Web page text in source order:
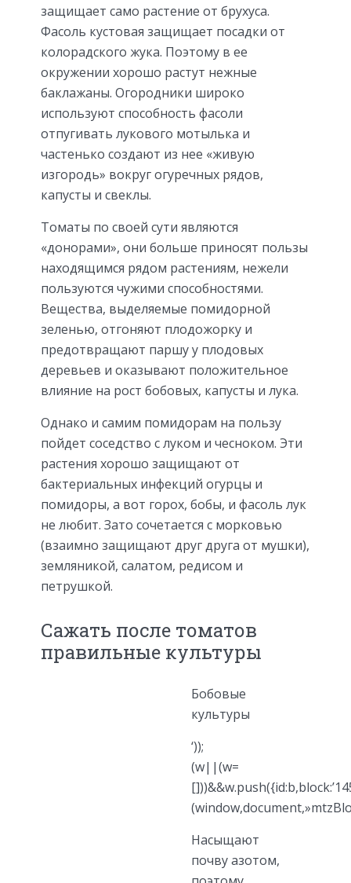
защищает само растение от брухуса.
Фасоль кустовая защищает посадки от
колорадского жука. Поэтому в ее
окружении хорошо растут нежные
баклажаны. Огородники широко
используют способность фасоли
отпугивать лукового мотылька и
частенько создают из нее «живую
изгородь» вокруг огуречных рядов,
капусты и свеклы.
Томаты по своей сути являются
«донорами», они больше приносят пользы
находящимся рядом растениям, нежели
пользуются чужими способностями.
Вещества, выделяемые помидорной
зеленью, отгоняют плодожорку и
предотвращают паршу у плодовых
деревьев и оказывают положительное
влияние на рост бобовых, капусты и лука.
Однако и самим помидорам на пользу
пойдет соседство с луком и чесноком. Эти
растения хорошо защищают от
бактериальных инфекций огурцы и
помидоры, а вот горох, бобы, и фасоль лук
не любит. Зато сочетается с морковью
(взаимно защищают друг друга от мушки),
земляникой, салатом, редисом и
петрушкой.
Сажать после томатов
правильные культуры
Бобовые
культуры
‘));
(w||(w=
Насыщают
почву азотом,